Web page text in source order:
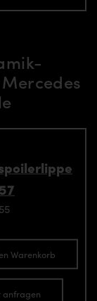
Warenkorb
anfragen